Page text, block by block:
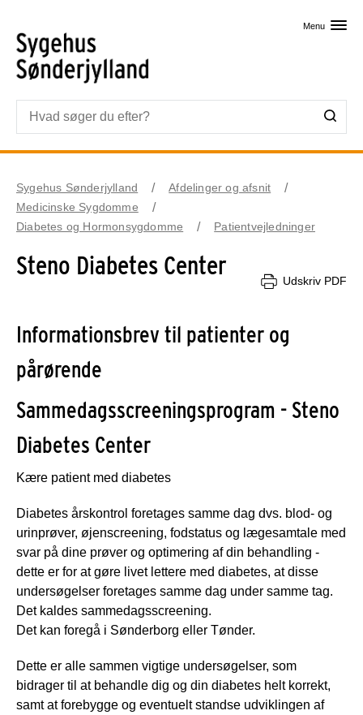
Menu
Sygehus Sønderjylland
Afdelinger og afsnit
Medicinske Sygdomme
Diabetes og Hormonsygdomme
Patientvejledninger
Steno Diabetes Center
Udskriv PDF
Informationsbrev til patienter og
pårørende
Sammedagsscreeningsprogram - Steno
Diabetes Center
Kære patient med diabetes
Diabetes årskontrol foretages samme dag dvs. blod- og
urinprøver, øjenscreening, fodstatus og lægesamtale med
svar på dine prøver og optimering af din behandling -
dette er for at gøre livet lettere med diabetes, at disse
undersøgelser foretages samme dag under samme tag.
Det kaldes sammedagsscreening.
Det kan foregå i Sønderborg eller Tønder.
Dette er alle sammen vigtige undersøgelser, som
bidrager til at behandle dig og din diabetes helt korrekt,
samt at forebygge og eventuelt standse udviklingen af